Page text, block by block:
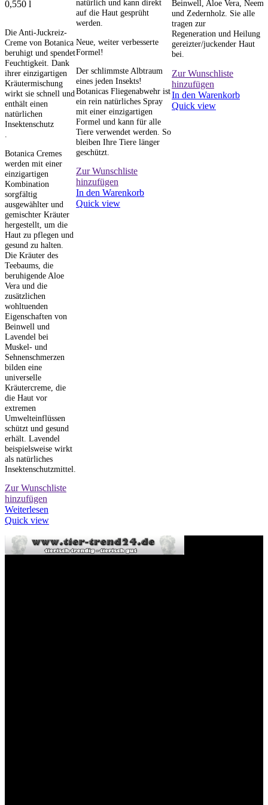
0,550 l
Die Anti-Juckreiz-
Creme von Botanica
beruhigt und spendet
Feuchtigkeit. Dank
ihrer einzigartigen
Kräutermischung
wirkt sie schnell und
enthält einen
natürlichen
Insektenschutz
Botanica Cremes
werden mit einer
einzigartigen
Kombination
sorgfältig
ausgewählter und
gemischter Kräuter
hergestellt, um die
Haut zu pflegen und
gesund zu halten.
Die Kräuter des
Teebaums, die
beruhigende Aloe
Vera und die
zusätzlichen
wohltuenden
Eigenschaften von
Beinwell und
Lavendel bei
Muskel- und
Sehnenschmerzen
bilden eine
universelle
Kräutercreme, die
die Haut vor
extremen
Umwelteinflüssen
schützt und gesund
erhält. Lavendel
beispielsweise wirkt
als natürliches
Insektenschutzmittel.
Zur Wunschliste
hinzufügen
Weiterlesen
Quick view
natürlich und kann direkt
auf die Haut gesprüht
werden.
Neue, weiter verbesserte
Formel!
Der schlimmste Albtraum
eines jeden Insekts!
Botanicas Fliegenabwehr ist
ein rein natürliches Spray
mit einer einzigartigen
Formel und kann für alle
Tiere verwendet werden. So
bleiben Ihre Tiere länger
geschützt.
Zur Wunschliste
hinzufügen
In den Warenkorb
Quick view
Beinwell, Aloe Vera, Neem
und Zedernholz. Sie alle
tragen zur
Regeneration und Heilung
gereizter/juckender Haut
bei.
Zur Wunschliste
hinzufügen
In den Warenkorb
Quick view